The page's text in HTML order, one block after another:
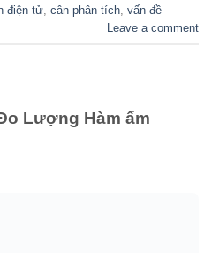
điện tử cân phân tích vấn đề
Leave a comment
Lượng Hàm ẩm